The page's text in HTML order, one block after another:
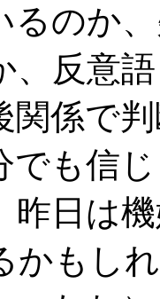
るのか
、反意
関係で
でも信
昨日は
かもし